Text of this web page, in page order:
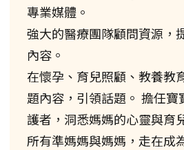
專業媒體。
強大的醫療團隊顧問資源，
內容。
在懷孕、育兒照顧、教養教
題內容，引領話題。 擔任寶
護者，洞悉媽媽的心靈與育
所有準媽媽與媽媽，走在成